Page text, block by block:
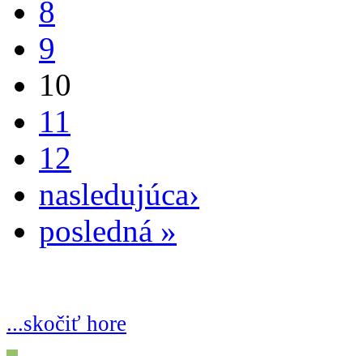
8
9
10
11
12
nasledujúca›
posledná »
...skočiť hore